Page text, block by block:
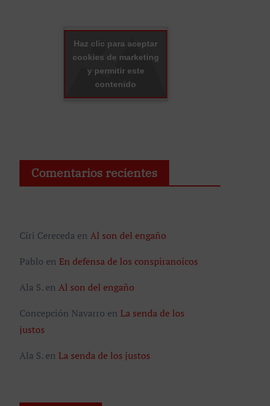
Haz clic para aceptar
cookies de marketing
y permitir este
contenido
Comentarios recientes
Ciri Cereceda en Al son del engaño
Pablo en En defensa de los conspiranoicos
Ala S. en Al son del engaño
Concepción Navarro en La senda de los
justos
Ala S. en La senda de los justos